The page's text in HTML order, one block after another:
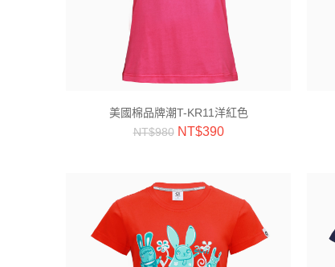
美國棉品牌潮T-KR11洋紅色
NT$980 NT$390